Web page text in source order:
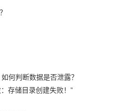
何判断数据是否泄露？
存储目录创建失败！”